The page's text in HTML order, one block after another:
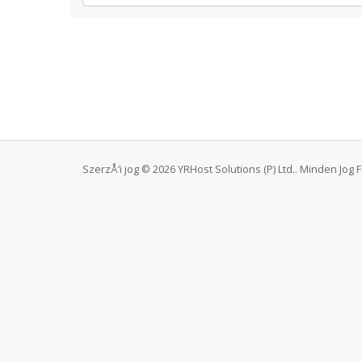
SzerzÅ‘i jog © 2026 YRHost Solutions (P) Ltd.. Minden Jog